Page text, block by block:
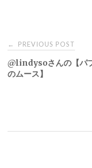
Post
navigation
← PREVIOUS POST
@lindysoさんの【パ
のムース】